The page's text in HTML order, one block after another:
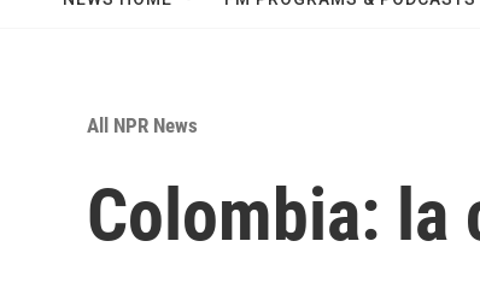
All NPR News
Colombia: la